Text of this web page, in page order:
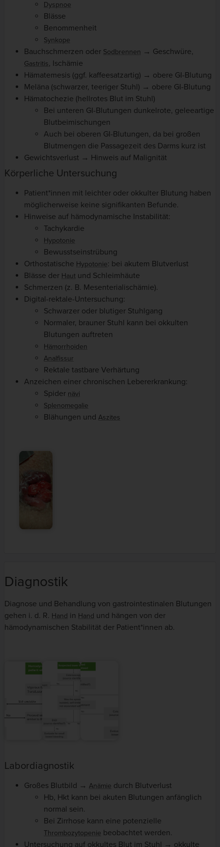
Dyspnoe
Blässe
Benommenheit
Synkope
Bauchschmerzen oder Sodbrennen → Geschwüre,
Gastritis, Ischämie
Hämatemesis (ggf. kaffeesatzartig) → obere GI-Blutung
Meläna (schwarzer, teeriger Stuhl) → obere GI-Blutung
Hämatochezie (hellrotes Blut im Stuhl)
Bei unteren GI-Blutungen dunkelrote, geleeartige
Blutbeimischungen
Auch bei oberen GI-Blutungen, da bei großen
Blutmengen die Passagezeit des Darms kurz ist
Gewichtsverlust → Hinweis auf Malignität
Körperliche Untersuchung
Patient*innen mit leichter oder okkulter Blutung haben
möglicherweise keine signifikanten Befunde.
Hinweise auf hämodynamische Instabilität:
Tachykardie
Hypotonie
Bewusstseinstrübung
Orthostatische Hypotonie: bei akutem Blutverlust
Blässe der Haut und Schleimhäute
Schmerzen (z. B. Mesenterialischämie).
Digital-rektale-Untersuchung:
Schwarzer oder blutiger Stuhlgang
Normaler, brauner Stuhl kann bei okkulten
Blutungen auftreten
Hämorrhoiden
Analfissur
Rektale tastbare Verhärtung
Anzeichen einer chronischen Lebererkrankung:
Spider nävi
Splenomegalie
Blähungen und Aszites
Diagnostik
Diagnose und Behandlung von gastrointestinalen Blutungen
gehen i. d. R. Hand in Hand und hängen von der
hämodynamischen Stabilität der Patient*innen ab.
Labordiagnostik
Großes Blutbild → Anämie durch Blutverlust
Hb, Hkt kann bei akuten Blutungen anfänglich
normal sein.
Bei Zirrhose kann eine potenzielle
Thrombozytopenie beobachtet werden.
Untersuchung auf okkultes Blut im Stuhl → okkulte